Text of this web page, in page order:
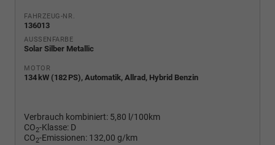
FAHRZEUG-NR.
136013
AUSSENFARBE
Solar Silber Metallic
MOTOR
134 kW (182 PS), Automatik, Allrad, Hybrid Benzin
Verbrauch kombiniert: 5,80 l/100km
CO2-Klasse: D
CO2-Emissionen: 132,00 g/km